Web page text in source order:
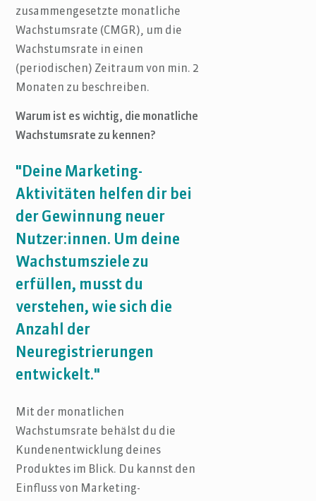
zusammengesetzte monatliche
Wachstumsrate (CMGR), um die
Wachstumsrate in einen
(periodischen) Zeitraum von min. 2
Monaten zu beschreiben.
Warum ist es wichtig, die monatliche
Wachstumsrate zu kennen?
"Deine Marketing-
Aktivitäten helfen dir bei
der Gewinnung neuer
Nutzer:innen. Um deine
Wachstumsziele zu
erfüllen, musst du
verstehen, wie sich die
Anzahl der
Neuregistrierungen
entwickelt."
Mit der monatlichen
Wachstumsrate behälst du die
Kundenentwicklung deines
Produktes im Blick. Du kannst den
Einfluss von Marketing-